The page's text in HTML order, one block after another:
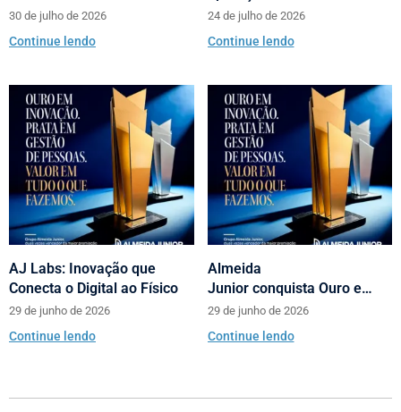
scooters Motorino pela
Almeida Junior
30 de julho de 2026
Continue lendo
com loja no Neumarkt
Shopping
24 de julho de 2026
Continue lendo
AJ Labs: Inovação que
Conecta o Digital ao Físico
29 de junho de 2026
Continue lendo
Almeida
Junior conquista Ouro e
Prata no Prêmio Abrasce
29 de junho de 2026
Continue lendo